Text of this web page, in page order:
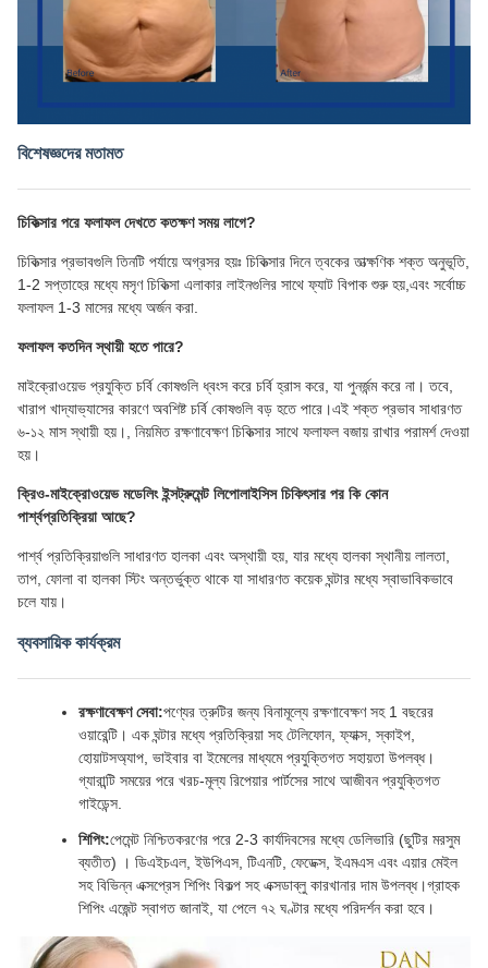
বিশেষজ্ঞদের মতামত
চিকিত্সার পরে ফলাফল দেখতে কতক্ষণ সময় লাগে?
চিকিত্সার প্রভাবগুলি তিনটি পর্যায়ে অগ্রসর হয়ঃ চিকিত্সার দিনে ত্বকের তাত্ক্ষণিক শক্ত অনুভূতি,
1-2 সপ্তাহের মধ্যে মসৃণ চিকিত্সা এলাকার লাইনগুলির সাথে ফ্যাট বিপাক শুরু হয়,এবং সর্বোচ্চ
ফলাফল 1-3 মাসের মধ্যে অর্জন করা.
ফলাফল কতদিন স্থায়ী হতে পারে?
মাইক্রোওয়েভ প্রযুক্তি চর্বি কোষগুলি ধ্বংস করে চর্বি হ্রাস করে, যা পুনর্জন্ম করে না। তবে,
খারাপ খাদ্যাভ্যাসের কারণে অবশিষ্ট চর্বি কোষগুলি বড় হতে পারে।এই শক্ত প্রভাব সাধারণত
৬-১২ মাস স্থায়ী হয়।, নিয়মিত রক্ষণাবেক্ষণ চিকিত্সার সাথে ফলাফল বজায় রাখার পরামর্শ দেওয়া
হয়।
ক্রিও-মাইক্রোওয়েভ মডেলিং ইন্সট্রুমেন্ট লিপোলাইসিস চিকিৎসার পর কি কোন
পার্শ্বপ্রতিক্রিয়া আছে?
পার্শ্ব প্রতিক্রিয়াগুলি সাধারণত হালকা এবং অস্থায়ী হয়, যার মধ্যে হালকা স্থানীয় লালতা,
তাপ, ফোলা বা হালকা স্টিং অন্তর্ভুক্ত থাকে যা সাধারণত কয়েক ঘন্টার মধ্যে স্বাভাবিকভাবে
চলে যায়।
ব্যবসায়িক কার্যক্রম
রক্ষণাবেক্ষণ সেবা:পণ্যের ত্রুটির জন্য বিনামূল্যে রক্ষণাবেক্ষণ সহ 1 বছরের
ওয়ারেন্টি। এক ঘন্টার মধ্যে প্রতিক্রিয়া সহ টেলিফোন, ফ্যাক্স, স্কাইপ,
হোয়াটসঅ্যাপ, ভাইবার বা ইমেলের মাধ্যমে প্রযুক্তিগত সহায়তা উপলব্ধ।
গ্যারান্টি সময়ের পরে খরচ-মূল্য রিপেয়ার পার্টসের সাথে আজীবন প্রযুক্তিগত
গাইডেন্স.
শিপিং:পেমেন্ট নিশ্চিতকরণের পরে 2-3 কার্যদিবসের মধ্যে ডেলিভারি (ছুটির মরসুম
ব্যতীত) । ডিএইচএল, ইউপিএস, টিএনটি, ফেডেক্স, ইএমএস এবং এয়ার মেইল
সহ বিভিন্ন এক্সপ্রেস শিপিং বিকল্প সহ এক্সডাব্লু কারখানার দাম উপলব্ধ।গ্রাহক
শিপিং এজেন্ট স্বাগত জানাই, যা পেলে ৭২ ঘণ্টার মধ্যে পরিদর্শন করা হবে।